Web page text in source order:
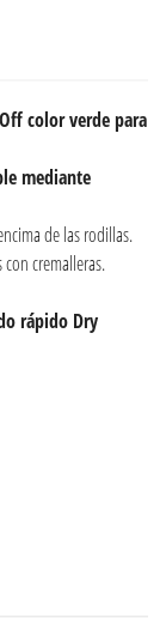
color verde para
mediante
de las rodillas.
cremalleras.
rápido Dry